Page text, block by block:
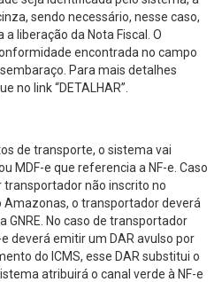
sendo necessário, nesse caso,
liberação da Nota Fiscal. O
encontrada no campo
Para mais detalhes
no link “DETALHAR”.
de transporte, o sistema vai
MDF-e que referencia a NF-e. Caso
transportador não inscrito no
Amazonas, o transportador deverá
GNRE. No caso de transportador
deverá emitir um DAR avulso por
do ICMS, esse DAR substitui o
atribuirá o canal verde à NF-e